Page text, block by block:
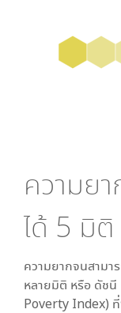
ความย
ได้ 5 มิติ
ความยากจนสามา
หลายมิติ หรือ ดัช
Poverty Index)